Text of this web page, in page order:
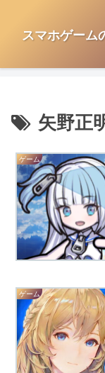
スマホゲーム
矢野正
ゲーム
ゲーム